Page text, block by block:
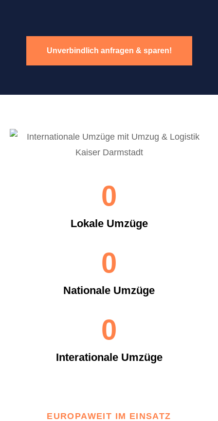
Unverbindlich anfragen & sparen!
Lokale Umzüge
0
Nationale Umzüge
0
Interationale Umzüge
0
EUROPAWEIT IM EINSATZ